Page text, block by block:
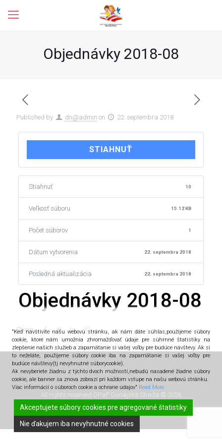
Objednávky 2018-08
Published by dn@admin on 22. septembra 2018
STIAHNUŤ
Stiahnuť 10
Veľkosť súboru 15.12 KB
Počet súborov 1
Dátum vytvorenia 22. septembra 2018
Posledná aktualizácia 22. septembra 2018
Objednávky 2018-08
Share
All rights reserved CPaP Dunajská Streda © 2026
"Keď navštívite našu webovú stránku, ak nám dáte súhlas,použijeme súbory
cookíe, ktoré nám umožnia zhromažďovať údaje pre súhrnné štatistiky na
zlepšenie našich služieb a zapamätanie si vašej voľby pre budúce návštevy. Ak si
to neželáte, použijeme súbory cookie iba na zapamätanie si vašej voľby pre
budúce návštevy(tj nevyhnutné súborycookie).
Ak nevyberiete žiadnu z týchto dvoch možností,nebudú nasadené žiadne súbory
cookie, ale banner sa znova zobrazí pri každom vstupe na našu webovú stránku.
Viac informácií o súboroch cookie a ochrane údajov" Read More
Akceptujete súbory cookies pre agregované štatistiky
Nie ďakujem iba nevyhnutné cookies